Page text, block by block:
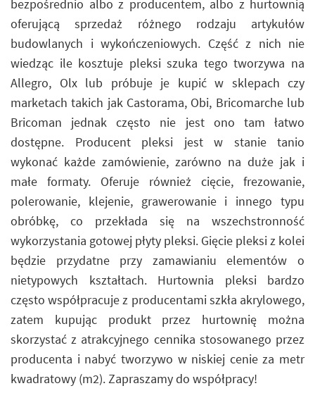
bezpośrednio albo z producentem, albo z hurtownią
oferującą sprzedaż różnego rodzaju artykułów
budowlanych i wykończeniowych. Część z nich nie
wiedząc ile kosztuje pleksi szuka tego tworzywa na
Allegro, Olx lub próbuje je kupić w sklepach czy
marketach takich jak Castorama, Obi, Bricomarche lub
Bricoman jednak często nie jest ono tam łatwo
dostępne. Producent pleksi jest w stanie tanio
wykonać każde zamówienie, zarówno na duże jak i
małe formaty. Oferuje również cięcie, frezowanie,
polerowanie, klejenie, grawerowanie i innego typu
obróbkę, co przekłada się na wszechstronność
wykorzystania gotowej płyty pleksi. Gięcie pleksi z kolei
będzie przydatne przy zamawianiu elementów o
nietypowych kształtach. Hurtownia pleksi bardzo
często współpracuje z producentami szkła akrylowego,
zatem kupując produkt przez hurtownię można
skorzystać z atrakcyjnego cennika stosowanego przez
producenta i nabyć tworzywo w niskiej cenie za metr
kwadratowy (m2). Zapraszamy do współpracy!